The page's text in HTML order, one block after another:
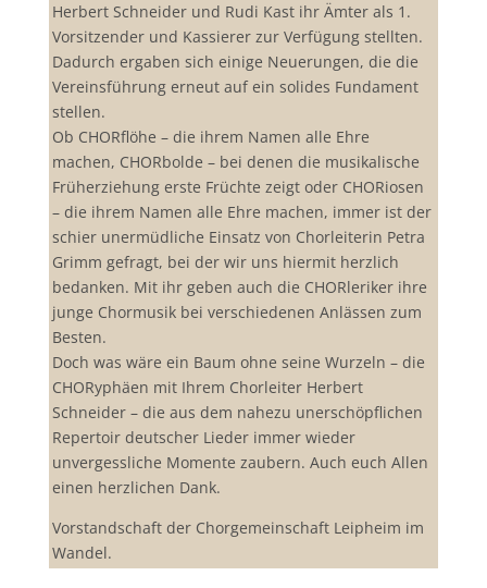
Herbert Schneider und Rudi Kast ihr Ämter als 1.
Vorsitzender und Kassierer zur Verfügung stellten.
Dadurch ergaben sich einige Neuerungen, die die
Vereinsführung erneut auf ein solides Fundament
stellen.
Ob CHORflöhe – die ihrem Namen alle Ehre
machen, CHORbolde – bei denen die musikalische
Früherziehung erste Früchte zeigt oder CHORiosen
– die ihrem Namen alle Ehre machen, immer ist der
schier unermüdliche Einsatz von Chorleiterin Petra
Grimm gefragt, bei der wir uns hiermit herzlich
bedanken. Mit ihr geben auch die CHORleriker ihre
junge Chormusik bei verschiedenen Anlässen zum
Besten.
Doch was wäre ein Baum ohne seine Wurzeln – die
CHORyphäen mit Ihrem Chorleiter Herbert
Schneider – die aus dem nahezu unerschöpflichen
Repertoir deutscher Lieder immer wieder
unvergessliche Momente zaubern. Auch euch Allen
einen herzlichen Dank.
Vorstandschaft der Chorgemeinschaft Leipheim im
Wandel.